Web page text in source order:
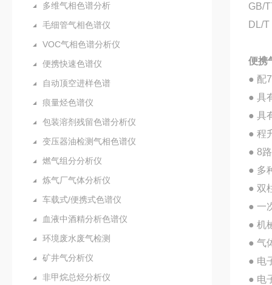
多维气相色谱分析
毛细管气相色谱仪
VOC气相色谱分析仪
便携快速色谱仪
自动顶空进样色谱
痕量烃色谱仪
包装溶剂残留色谱分析仪
变压器油检测气相色谱仪
燃气组分分析仪
炼气厂气体分析仪
车载式/便携式色谱仪
血液中酒精分析色谱仪
环境废水废气检测
矿井气分析仪
非甲烷总烃分析仪
GB/
DL/
便携
● 配
● 具
● 具
● 程
● 8
● 多
● 双
● 一
● 机
● 气
● 电
● 电